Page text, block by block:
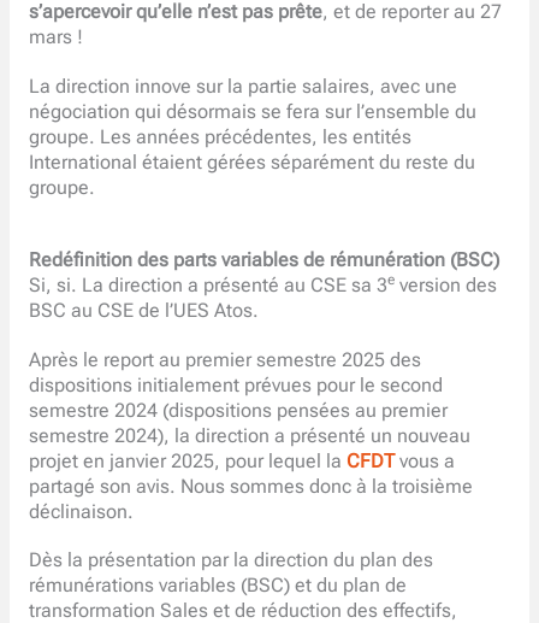
s’apercevoir qu’elle n’est pas prête, et de reporter au 27
mars !
La direction innove sur la partie salaires, avec une
négociation qui désormais se fera sur l’ensemble du
groupe. Les années précédentes, les entités
International étaient gérées séparément du reste du
groupe.
Redéfinition des parts variables de rémunération (BSC)
Si, si. La direction a présenté au CSE sa 3eversion des
BSC au CSE de l’UES Atos.
Après le report au premier semestre 2025 des
dispositions initialement prévues pour le second
semestre 2024 (dispositions pensées au premier
semestre 2024), la direction a présenté un nouveau
projet en janvier 2025, pour lequel la CFDT vous a
partagé son avis. Nous sommes donc à la troisième
déclinaison.
Dès la présentation par la direction du plan des
rémunérations variables (BSC) et du plan de
transformation Sales et de réduction des effectifs,